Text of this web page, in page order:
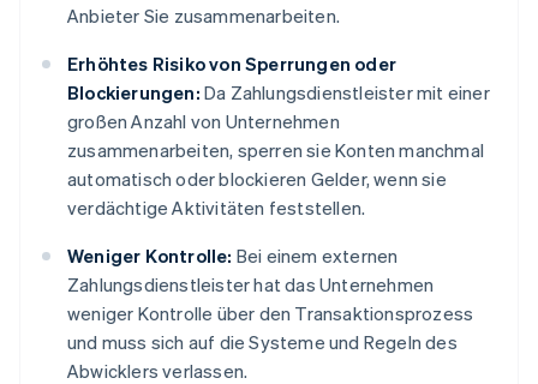
Anbieter Sie zusammenarbeiten.
Erhöhtes Risiko von Sperrungen oder
Blockierungen: Da Zahlungsdienstleister mit einer
großen Anzahl von Unternehmen
zusammenarbeiten, sperren sie Konten manchmal
automatisch oder blockieren Gelder, wenn sie
verdächtige Aktivitäten feststellen.
Weniger Kontrolle: Bei einem externen
Zahlungsdienstleister hat das Unternehmen
weniger Kontrolle über den Transaktionsprozess
und muss sich auf die Systeme und Regeln des
Abwicklers verlassen.